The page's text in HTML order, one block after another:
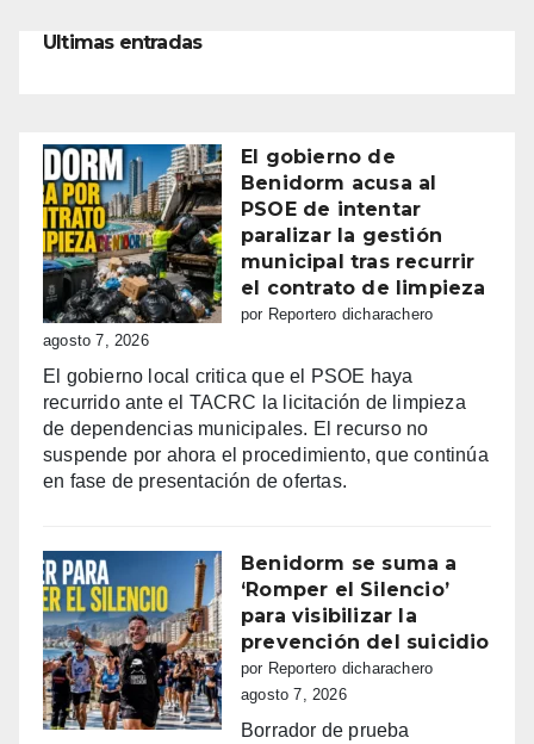
Ultimas entradas
El gobierno de
Benidorm acusa al
PSOE de intentar
paralizar la gestión
municipal tras recurrir
el contrato de limpieza
por Reportero dicharachero
agosto 7, 2026
El gobierno local critica que el PSOE haya
recurrido ante el TACRC la licitación de limpieza
de dependencias municipales. El recurso no
suspende por ahora el procedimiento, que continúa
en fase de presentación de ofertas.
Benidorm se suma a
‘Romper el Silencio’
para visibilizar la
prevención del suicidio
por Reportero dicharachero
agosto 7, 2026
Borrador de prueba